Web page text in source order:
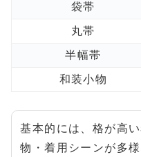
袋帯
丸帯
半幅帯
和装小物
基本的には、格が高
物・着用シーンが多